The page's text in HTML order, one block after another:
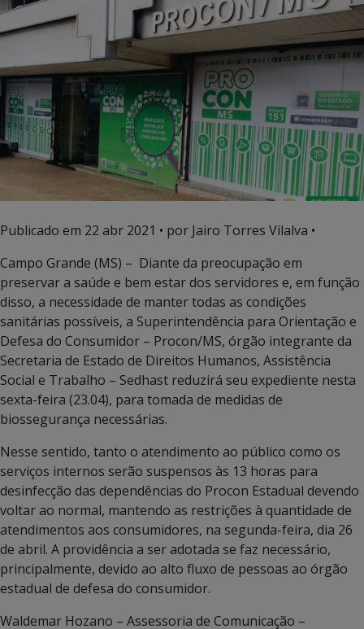
Publicado em 22 abr 2021 • por Jairo Torres Vilalva •
Campo Grande (MS) – Diante da preocupação em
preservar a saúde e bem estar dos servidores e, em função
disso, a necessidade de manter todas as condições
sanitárias possíveis, a Superintendência para Orientação e
Defesa do Consumidor – Procon/MS, órgão integrante da
Secretaria de Estado de Direitos Humanos, Assistência
Social e Trabalho – Sedhast reduzirá seu expediente nesta
sexta-feira (23.04), para tomada de medidas de
biossegurança necessárias.
Nesse sentido, tanto o atendimento ao público como os
serviços internos serão suspensos às 13 horas para
desinfecção das dependências do Procon Estadual devendo
voltar ao normal, mantendo as restrições à quantidade de
atendimentos aos consumidores, na segunda-feira, dia 26
de abril. A providência a ser adotada se faz necessário,
principalmente, devido ao alto fluxo de pessoas ao órgão
estadual de defesa do consumidor.
Waldemar Hozano – Assessoria de Comunicação –